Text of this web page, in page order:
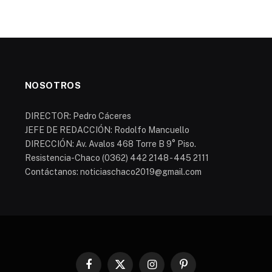
NOSOTROS
DIRECTOR: Pedro Cáceres
JEFE DE REDACCIÓN: Rodolfo Mancuello
DIRECCIÓN: Av. Avalos 468 Torre B 9° Piso.
Resistencia-Chaco (0362) 442 2148 - 445 2111
Contáctanos: noticiaschaco2019@gmail.com
Facebook
X InstagramPinterest